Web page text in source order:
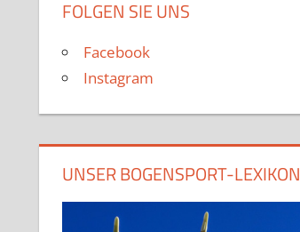
FOLGEN SIE UNS
Facebook
Instagram
UNSER BOGENSPORT-LEXIKON